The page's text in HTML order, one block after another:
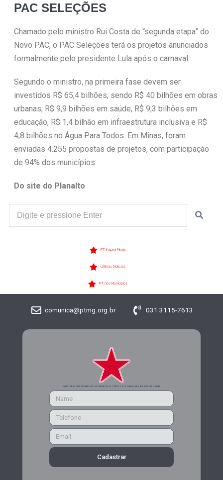
PAC SELEÇÕES
Chamado pelo ministro Rui Costa de “segunda etapa” do
Novo PAC, o PAC Seleções terá os projetos anunciados
formalmente pelo presidente Lula após o carnaval.
Segundo o ministro, na primeira fase devem ser
investidos R$ 65,4 bilhões, sendo R$ 40 bilhões em obras
urbanas, R$ 9,9 bilhões em saúde, R$ 9,3 bilhões em
educação, R$ 1,4 bilhão em infraestrutura inclusiva e R$
4,8 bilhões no Água Para Todos. Em Minas, foram
enviadas 4.255 propostas de projetos, com participação
de 94% dos municípios.
Do site do Planalto
PT Inspira Minas
Últimas Notícias
PT nos Municípios
comunica@ptmg.org.br 031 3115-7613
CADASTRE-SE PARA RECEBER MAIS INFORMAÇÕES DO PARTIDO DOS TRABALHADORES DE MINAS GERAIS
Cadastrar